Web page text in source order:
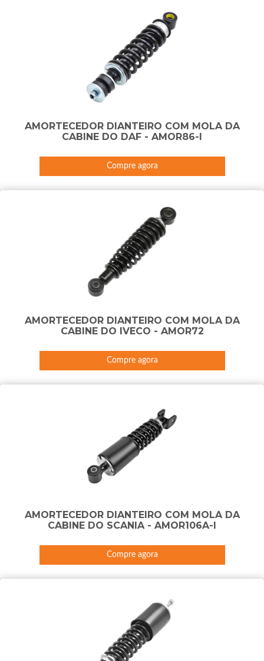
AMORTECEDOR DIANTEIRO COM MOLA DA
CABINE DO DAF - AMOR86-I
Compre agora
AMORTECEDOR DIANTEIRO COM MOLA DA
CABINE DO IVECO - AMOR72
Compre agora
AMORTECEDOR DIANTEIRO COM MOLA DA
CABINE DO SCANIA - AMOR106A-I
Compre agora